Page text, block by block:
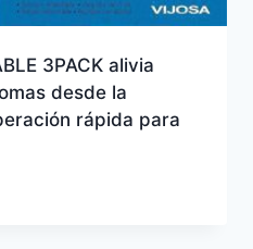
3PACK alivia
desde la
rápida para